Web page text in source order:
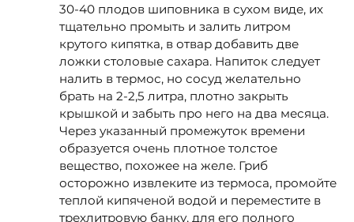
30-40 плодов шиповника в сухом виде, их
тщательно промыть и залить литром
крутого кипятка, в отвар добавить две
ложки столовые сахара. Напиток следует
налить в термос, но сосуд желательно
брать на 2-2,5 литра, плотно закрыть
крышкой и забыть про него на два месяца.
Через указанный промежуток времени
образуется очень плотное толстое
вещество, похожее на желе. Гриб
осторожно извлеките из термоса, промойте
теплой кипяченой водой и переместите в
трехлитровую банку, для его полного